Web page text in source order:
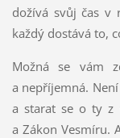
dožívá svůj čas v
každý dostává to,
Možná se vám
a nepříjemná.
a starat se o ty z
a Zákon Vesmíru.